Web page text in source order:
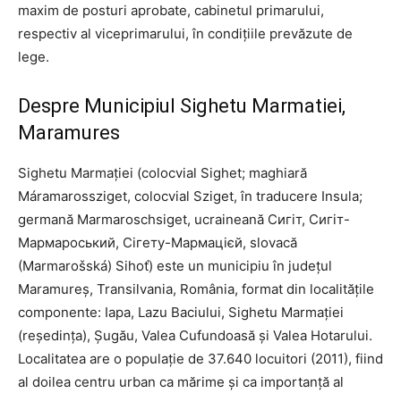
maxim de posturi aprobate, cabinetul primarului,
respectiv al viceprimarului, în condiţiile prevăzute de
lege.
Despre Municipiul Sighetu Marmatiei,
Maramures
Sighetu Marmației (colocvial Sighet; maghiară
Máramarossziget, colocvial Sziget, în traducere Insula;
germană Marmaroschsiget, ucraineană Сигіт, Сигіт-
Мармароський, Сігету-Мармацієй, slovacă
(Marmarošská) Sihoť) este un municipiu în județul
Maramureș, Transilvania, România, format din localitățile
componente: Iapa, Lazu Baciului, Sighetu Marmației
(reședința), Șugău, Valea Cufundoasă și Valea Hotarului.
Localitatea are o populație de 37.640 locuitori (2011), fiind
al doilea centru urban ca mărime și ca importanță al